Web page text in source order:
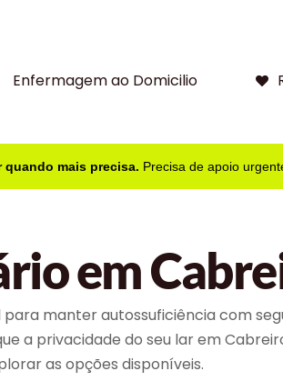
Enfermagem ao Domicilio
mais precisa. Precisa de apoio
em
manter autossuficiência com
a privacidade do seu lar em
as opções disponíveis.